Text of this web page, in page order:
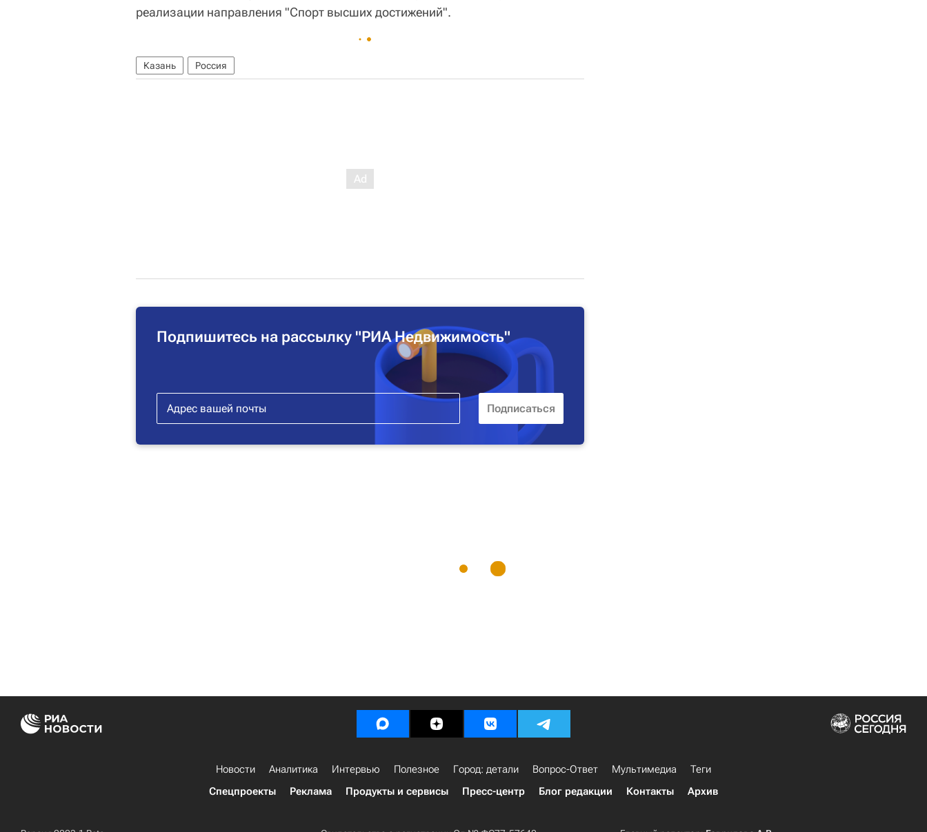
реализации направления "Спорт высших достижений".
Казань Россия
Подпишитесь на рассылку "РИА Недвижимость"
Новости Аналитика Интервью Полезное Город: детали Вопрос-Ответ Мультимедиа
Теги
Спецпроекты
Реклама Продукты и сервисы Пресс-центр Блог редакции Контакты Архив